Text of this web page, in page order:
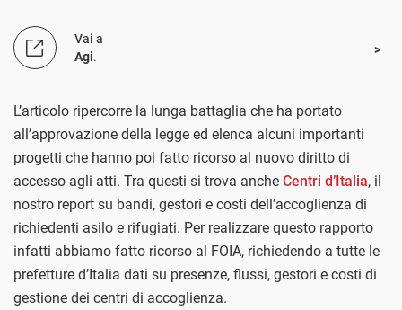
Vai a
Agi.
L’articolo ripercorre la lunga battaglia che ha portato
all’approvazione della legge ed elenca alcuni importanti
progetti che hanno poi fatto ricorso al nuovo diritto di
accesso agli atti. Tra questi si trova anche Centri d’Italia, il
nostro report su bandi, gestori e costi dell’accoglienza di
richiedenti asilo e rifugiati. Per realizzare questo rapporto
infatti abbiamo fatto ricorso al FOIA, richiedendo a tutte le
prefetture d’Italia dati su presenze, flussi, gestori e costi di
gestione dei centri di accoglienza.